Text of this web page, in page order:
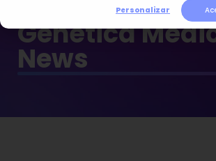
Personalizar
Genética
News